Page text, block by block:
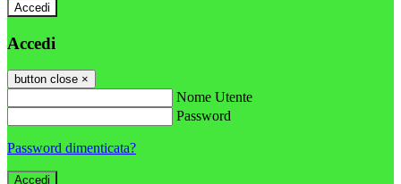
Accedi
Accedi
button close ×
Nome Utente
Password
Password dimenticata?